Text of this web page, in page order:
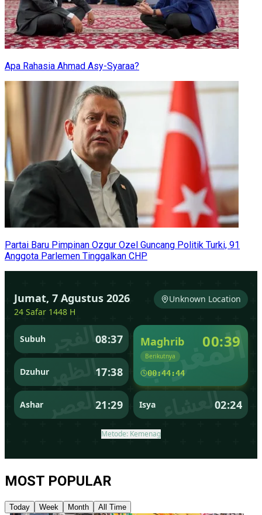
Apa Rahasia Ahmad Asy-Syaraa?
Partai Baru Pimpinan Ozgur Ozel Guncang Politik Turki, 91
Anggota Parlemen Tinggalkan CHP
MOST POPULAR
Today Week Month All Time